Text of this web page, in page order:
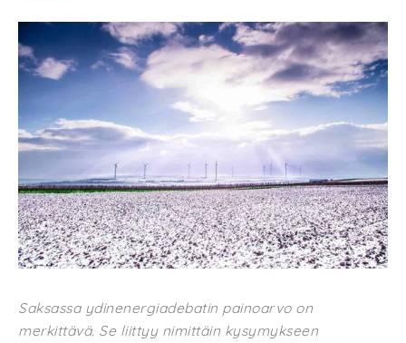
Saksassa ydinenergiadebatin painoarvo on
merkittävä. Se liittyy nimittäin kysymykseen